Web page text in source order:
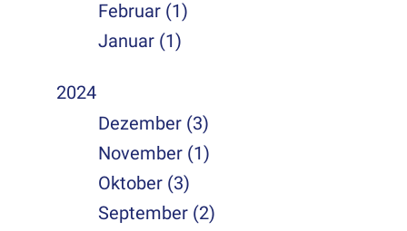
Februar (1)
Januar (1)
2024
Dezember (3)
November (1)
Oktober (3)
September (2)